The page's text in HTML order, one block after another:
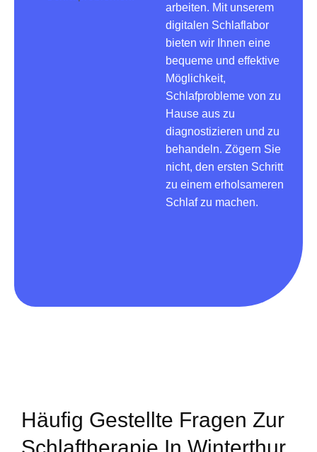
arbeiten. Mit unserem
digitalen Schlaflabor
bieten wir Ihnen eine
bequeme und effektive
Möglichkeit,
Schlafprobleme von zu
Hause aus zu
diagnostizieren und zu
behandeln. Zögern Sie
nicht, den ersten Schritt
zu einem erholsameren
Schlaf zu machen.
Häufig Gestellte Fragen Zur
Schlaftherapie In Winterthur